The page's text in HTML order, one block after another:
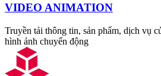
VIDEO ANIMATION
Truyền tải thông tin, sản phẩm, dịch vụ
hình ảnh chuyển động